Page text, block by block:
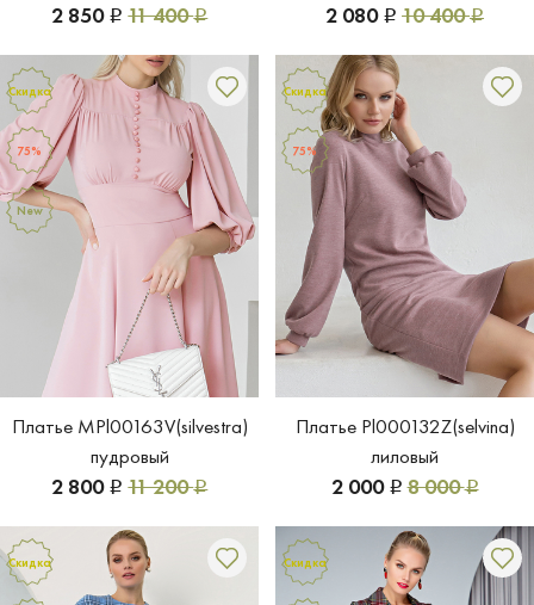
2 850 Р 11 400Р 2 080 Р 10 400Р
Платье MPl00163V(silvestra)
пудровый
2 800 Р 11 200Р
Скидка
75%
New
Платье Pl000132Z(selvina)
лиловый
2 000 Р 8 000Р
Скидка
75%
Скидка Скидка